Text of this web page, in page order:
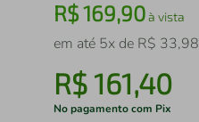
R$169,90à vista
em até 5x de R$ 33,98
R$161,40
No pagamento com Pix